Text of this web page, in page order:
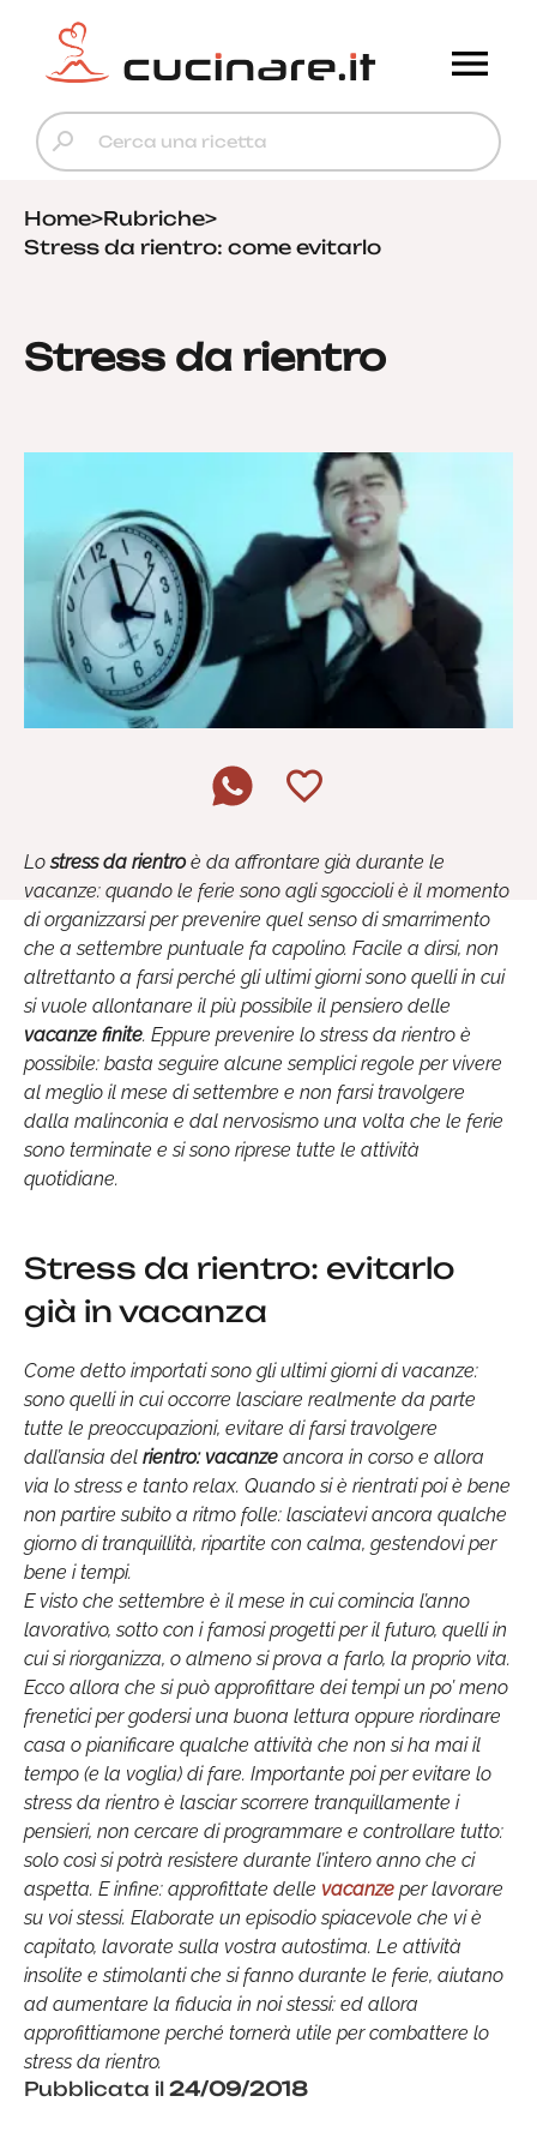
Home>Rubriche>
Stress da rientro: come evitarlo
Stress da rientro
Lostress da rientroè da affrontare già durante le
vacanze: quando le ferie sono agli sgoccioli è il momento
di organizzarsi per prevenire quel senso di smarrimento
che a settembre puntuale fa capolino. Facile a dirsi, non
altrettanto a farsi perché gli ultimi giorni sono quelli in cui
si vuole allontanare il più possibile il pensiero delle
vacanze finite. Eppure prevenire lo stress da rientro è
possibile: basta seguire alcune semplici regole per vivere
al meglio il mese di settembre e non farsi travolgere
dalla malinconia e dal nervosismo una volta che le ferie
sono terminate e si sono riprese tutte le attività
quotidiane.
Stress da rientro: evitarlo
già in vacanza
Come detto importati sono gli ultimi giorni di vacanze:
sono quelli in cui occorre lasciare realmente da parte
tutte le preoccupazioni, evitare di farsi travolgere
dall’ansia del rientro: vacanze ancora in corso e allora
via lo stress e tanto relax. Quando si è rientrati poi è bene
non partire subito a ritmo folle: lasciatevi ancora qualche
giorno di tranquillità, ripartite con calma, gestendovi per
bene i tempi.
E visto che settembre è il mese in cui comincia l’anno
lavorativo, sotto con i famosi progetti per il futuro, quelli in
cui si riorganizza, o almeno si prova a farlo, la proprio vita.
Ecco allora che si può approfittare dei tempi un po’ meno
frenetici per godersi una buona lettura oppure riordinare
casa o pianificare qualche attività che non si ha mai il
tempo (e la voglia) di fare. Importante poi per evitare lo
stress da rientro è lasciar scorrere tranquillamente i
pensieri, non cercare di programmare e controllare tutto:
solo così si potrà resistere durante l’intero anno che ci
aspetta. E infine: approfittate delle vacanze per lavorare
su voi stessi. Elaborate un episodio spiacevole che vi è
capitato, lavorate sulla vostra autostima. Le attività
insolite e stimolanti che si fanno durante le ferie, aiutano
ad aumentare la fiducia in noi stessi: ed allora
approfittiamone perché tornerà utile per combattere lo
stress da rientro.
Pubblicata il 24/09/2018